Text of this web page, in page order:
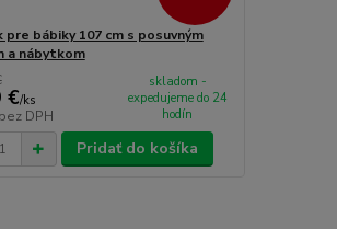
pre bábiky 107 cm s posuvným
a nábytkom
€/ks
bez DPH
skladom -
expedujeme do 24
hodín
Pridať do košíka